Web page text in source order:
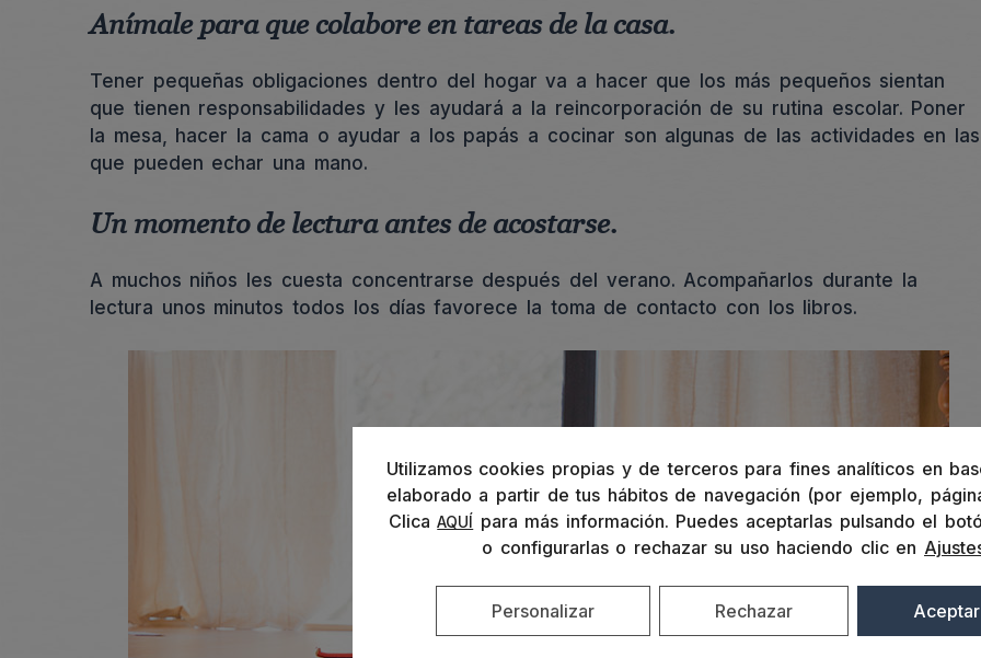
Anímale para que colabore en tareas de la casa.
Tener pequeñas obligaciones dentro del hogar va a hacer que los más pequeños sientan
que tienen responsabilidades y les ayudará a la reincorporación de su rutina escolar. Poner
la mesa, hacer la cama o ayudar a los papás a cocinar son algunas de las actividades en las
que pueden echar una mano.
Un momento de lectura antes de acostarse.
A muchos niños les cuesta concentrarse después del verano. Acompañarlos durante la
lectura unos minutos todos los días favorece la toma de contacto con los libros.
Utilizamos cookies propias y de terceros para fines analíticos en
elaborado a partir de tus hábitos de navegación (por ejemplo,
ClicaAQUÍ para más información. Puedes aceptarlas pulsando el
o configurarlas o rechazar su uso haciendo clic en
Aceptar
Rechazar
Personalizar